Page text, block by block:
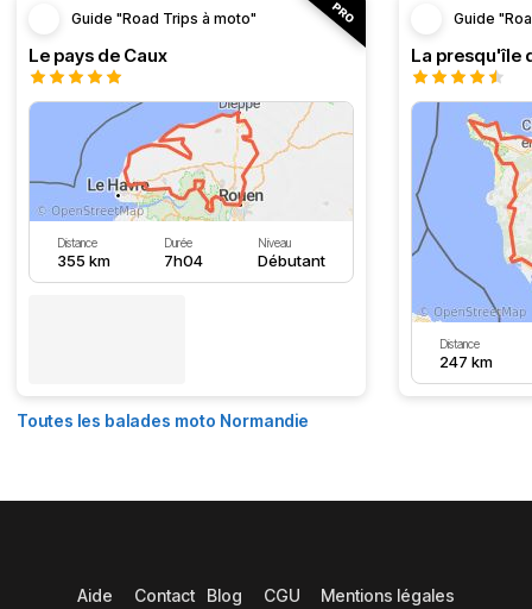
Guide "Road Trips à moto"
Le pays de Caux
Distance
355 km
Durée
7h04
Niveau
Débutant
Guide
La presqu'île
Distance
247 km
Toutes les balades moto Normandie
Aide Contact Blog CGU Mentions légales